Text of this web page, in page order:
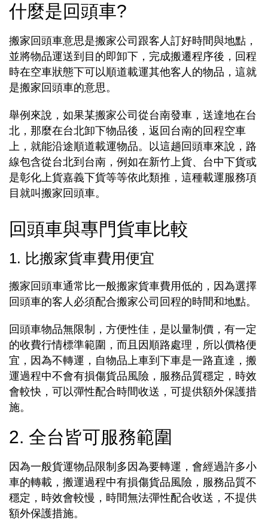
什麼是回頭車?
搬家回頭車意思是搬家公司跟客人訂好時間與地點，
並將物品運送到目的即卸下，完成搬遷程序後，回程
時在空車狀態下可以順道載運其他客人的物品，這就
是搬家回頭車的意思。
舉例來說，如果某搬家公司從台南發車，送達地在台
北，那麼在台北卸下物品後，返回台南的回程空車
上，就能沿途順道載運物品。以這趟回頭車來說，路
線包含從台北到台南，例如在新竹上貨、台中下貨或
是彰化上貨嘉義下貨等等依此類推，這種載運服務項
目就叫搬家回頭車。
回頭車與專門貨車比較
1. 比搬家貨車費用便宜
搬家回頭車通常比一般搬家貨車費用低的，因為選擇
回頭車的客人必須配合搬家公司回程的時間和地點。
回頭車物品無限制，方便性佳，是以量制價，有一定
的收費行情標準範圍，而且因順路處理，所以價格便
宜，因為不轉運，自物品上車到下車是一路直達，搬
運過程中不會有損傷貨品風險，服務品質穩定，時效
會較快，可以彈性配合時間收送，可提供額外保護措
施。
2. 全台皆可服務範圍
因為一般貨運物品限制多因為要轉運，會經過許多小
車的轉載，搬運過程中有損傷貨品風險，服務品質不
穩定，時效會較慢，時間無法彈性配合收送，不提供
額外保護措施。